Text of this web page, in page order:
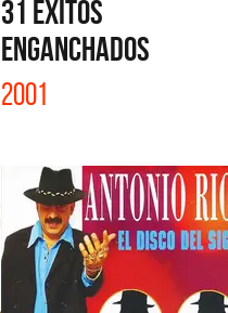
31 ÉXITOS
ENGANCHADOS
2001